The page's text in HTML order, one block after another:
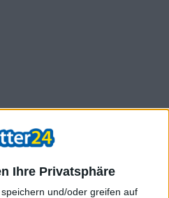
Ihre Privatsphäre
und/oder greifen auf